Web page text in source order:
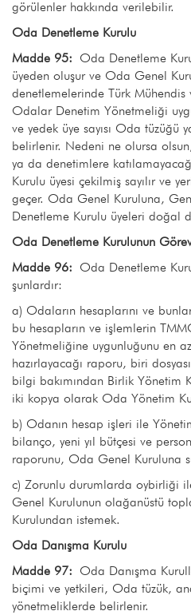
görülenler hakkında verilebilir.
Oda Denetleme Kurulu
Madde 95: Oda Denetleme
üyeden oluşur ve Oda Genel
denetlemelerinde Türk
Odalar Denetim Yönetmeliği
ve yedek üye sayısı Oda tüzüğü
belirlenir. Nedeni ne olursa
ya da denetimlere
Kurulu üyesi çekilmiş sayılır ve
geçer. Oda Genel Kuruluna,
Denetleme Kurulu üyeleri doğal
Oda Denetleme Kurulunun
Madde 96: Oda Denetleme
şunlardır:
a) Odaların hesaplarını ve
bu hesapların ve işlemlerin
Yönetmeliğine uygunluğunu en
hazırlayacağı raporu, biri
bilgi bakımından Birlik Yönetim
iki kopya olarak Oda Yönetim
b) Odanın hesap işleri ile
bilanço, yeni yıl bütçesi ve
raporunu, Oda Genel Kuruluna
c) Zorunlu durumlarda oybirliği
Genel Kurulunun olağanüstü
Kurulundan istemek.
Oda Danışma Kurulu
Madde 97: Oda Danışma
biçimi ve yetkileri, Oda tüzük,
yönetmeliklerde belirlenir.